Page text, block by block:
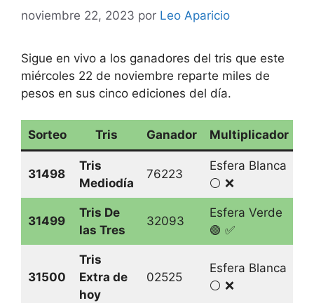
noviembre 22, 2023 por Leo Aparicio
Sigue en vivo a los ganadores del tris que este
miércoles 22 de noviembre reparte miles de
pesos en sus cinco ediciones del día.
Sorteo Tris Ganador Multiplicador
31498
Tris
Mediodía
76223
Esfera Blanca
⚪️ ❌
31499
Tris De
las Tres
32093
Esfera Verde
🟢 ✅
31500
Tris
Extra de
hoy
02525
Esfera Blanca
⚪️ ❌